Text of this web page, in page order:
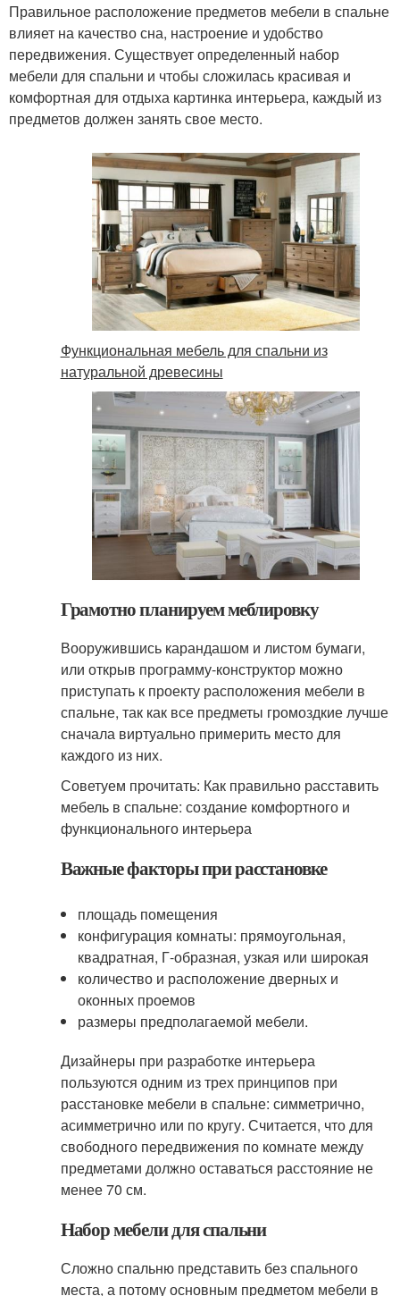
Правильное расположение предметов мебели в спальне
влияет на качество сна, настроение и удобство
передвижения. Существует определенный набор
мебели для спальни и чтобы сложилась красивая и
комфортная для отдыха картинка интерьера, каждый из
предметов должен занять свое место.
Функциональная мебель для спальни из
натуральной древесины
Грамотно планируем меблировку
Вооружившись карандашом и листом бумаги,
или открыв программу-конструктор можно
приступать к проекту расположения мебели в
спальне, так как все предметы громоздкие лучше
сначала виртуально примерить место для
каждого из них.
Советуем прочитать: Как правильно расставить
мебель в спальне: создание комфортного и
функционального интерьера
Важные факторы при расстановке
площадь помещения
конфигурация комнаты: прямоугольная,
квадратная, Г-образная, узкая или широкая
количество и расположение дверных и
оконных проемов
размеры предполагаемой мебели.
Дизайнеры при разработке интерьера
пользуются одним из трех принципов при
расстановке мебели в спальне: симметрично,
асимметрично или по кругу. Считается, что для
свободного передвижения по комнате между
предметами должно оставаться расстояние не
менее 70 см.
Набор мебели для спальни
Сложно спальню представить без спального
места, а потому основным предметом мебели в